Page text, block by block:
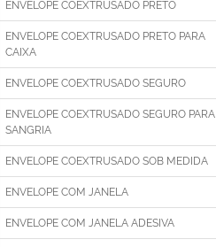
ENVELOPE COEXTRUSADO PRETO
ENVELOPE COEXTRUSADO PRETO PARA
CAIXA
ENVELOPE COEXTRUSADO SEGURO
ENVELOPE COEXTRUSADO SEGURO PARA
SANGRIA
ENVELOPE COEXTRUSADO SOB MEDIDA
ENVELOPE COM JANELA
ENVELOPE COM JANELA ADESIVA